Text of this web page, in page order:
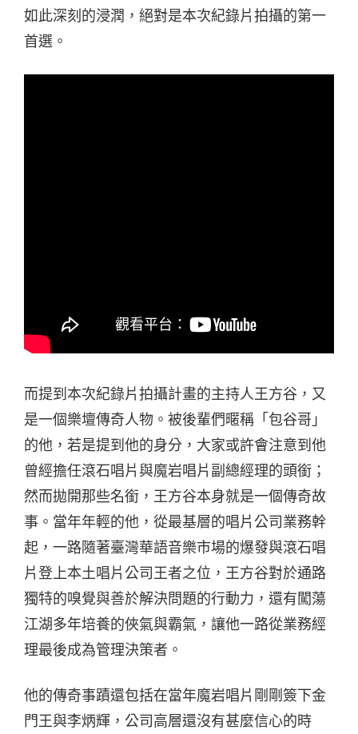
如此深刻的浸潤，絕對是本次紀錄片拍攝的第一
首選。
而提到本次紀錄片拍攝計畫的主持人王方谷，又
是一個樂壇傳奇人物。被後輩們暱稱「包谷哥」
的他，若是提到他的身分，大家或許會注意到他
曾經擔任滾石唱片與魔岩唱片副總經理的頭銜；
然而拋開那些名銜，王方谷本身就是一個傳奇故
事。當年年輕的他，從最基層的唱片公司業務幹
起，一路隨著臺灣華語音樂市場的爆發與滾石唱
片登上本土唱片公司王者之位，王方谷對於通路
獨特的嗅覺與善於解決問題的行動力，還有闖蕩
江湖多年培養的俠氣與霸氣，讓他一路從業務經
理最後成為管理決策者。
他的傳奇事蹟還包括在當年魔岩唱片剛剛簽下金
門王與李炳輝，公司高層還沒有甚麼信心的時